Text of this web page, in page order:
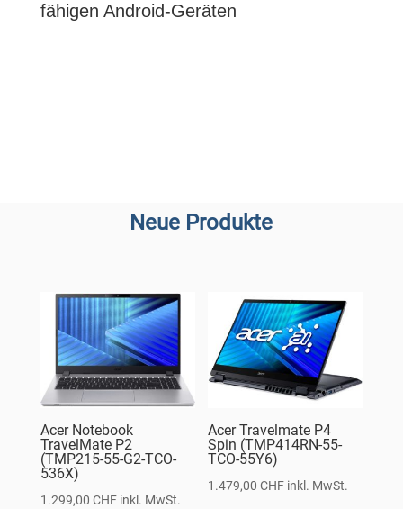
fähigen Android-Geräten
Neue Produkte
Acer Notebook
TravelMate P2
(TMP215-55-G2-TCO-
536X)
1.299,00 CHF inkl. MwSt.
Acer Travelmate P4
Spin (TMP414RN-55-
TCO-55Y6)
1.479,00CHF inkl. MwSt.